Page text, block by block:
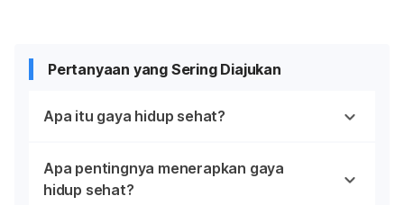
Pertanyaan yang Sering Diajukan
Apa itu gaya hidup sehat?
Apa pentingnya menerapkan gaya
hidup sehat?